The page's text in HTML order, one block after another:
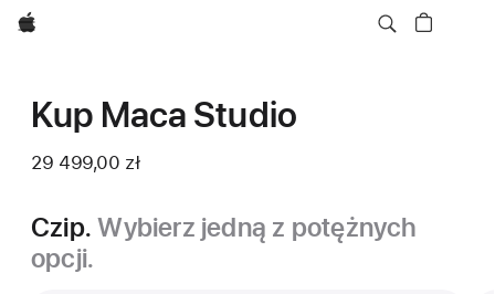
Apple
Kup Maca Studio
29 499,00 zł
Czip. Wybierz jedną z potężnych
opcji.